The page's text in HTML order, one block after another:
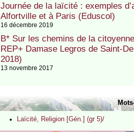
Journée de la laïcité : exemples
Alfortville et à Paris (Eduscol)
16 décembre 2019
B* Sur les chemins de la
REP+ Damase Legros de Saint-
2018)
13 novembre 2017
Laïcité, Religion [Gén.] (gr 5)/